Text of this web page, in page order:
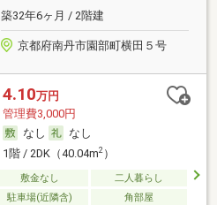
築32年6ヶ月 / 2階建
京都府南丹市園部町横田５号
4.10万円
管理費3,000円
なし
なし
1階 / 2DK（40.04m2）
敷金なし
二人暮らし
駐車場(近隣含) 角部屋